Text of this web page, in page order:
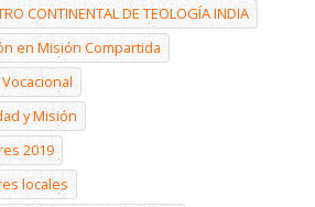
CONTINENTAL DE TEOLOGÍA INDIA
en Misión Compartida
y Misión
2019
locales